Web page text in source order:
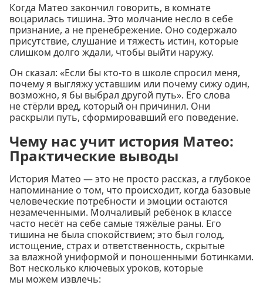
Когда Матео закончил говорить, в комнате
воцарилась тишина. Это молчание несло в себе
признание, а не пренебрежение. Оно содержало
присутствие, слушание и тяжесть истин, которые
слишком долго ждали, чтобы выйти наружу.
Он сказал: «Если бы кто-то в школе спросил меня,
почему я выгляжу уставшим или почему сижу один,
возможно, я бы выбрал другой путь». Его слова
не стёрли вред, который он причинил. Они
раскрыли путь, сформировавший его поведение.
Чему нас учит история Матео:
Практические выводы
История Матео — это не просто рассказ, а глубокое
напоминание о том, что происходит, когда базовые
человеческие потребности и эмоции остаются
незамеченными. Молчаливый ребёнок в классе
часто несёт на себе самые тяжёлые раны. Его
тишина не была спокойствием; это был голод,
истощение, страх и ответственность, скрытые
за влажной униформой и поношенными ботинками.
Вот несколько ключевых уроков, которые
мы можем извлечь: